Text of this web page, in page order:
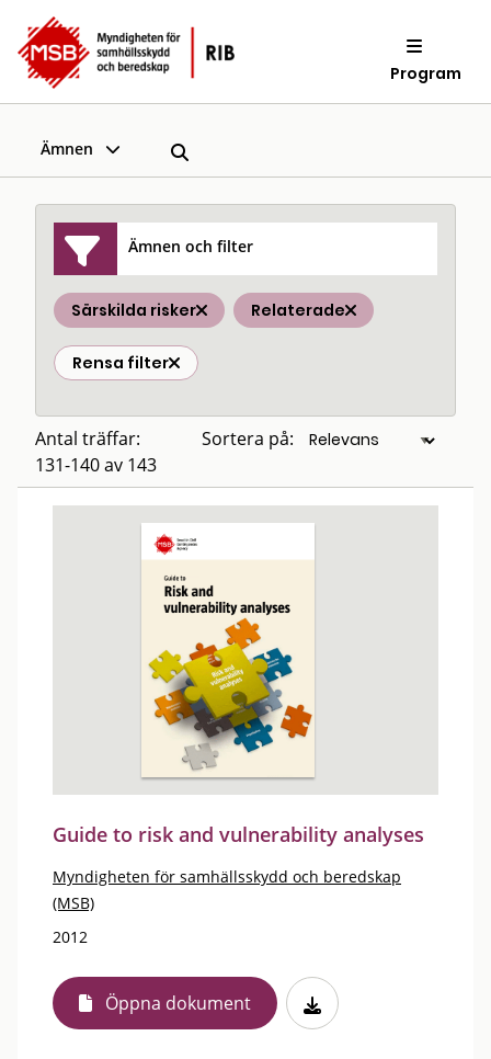
Program
Ämnen
Ämnen och filter
Särskilda risker Relaterade
Rensa filter
Antal träffar:
131-140 av 143
Sortera på:
Guide to risk and vulnerability analyses
Myndigheten för samhällsskydd och beredskap
(MSB)
2012
Öppna dokument